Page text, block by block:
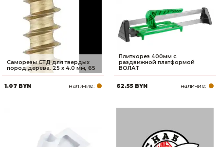
Саморезы СТД для твердых
пород дерева, 25 х 4.0 мм, 65
1.07 BYN наличие:
Плиткорез 400мм с
раздвижной платформой
ВОЛАТ
62.55 BYN наличие: